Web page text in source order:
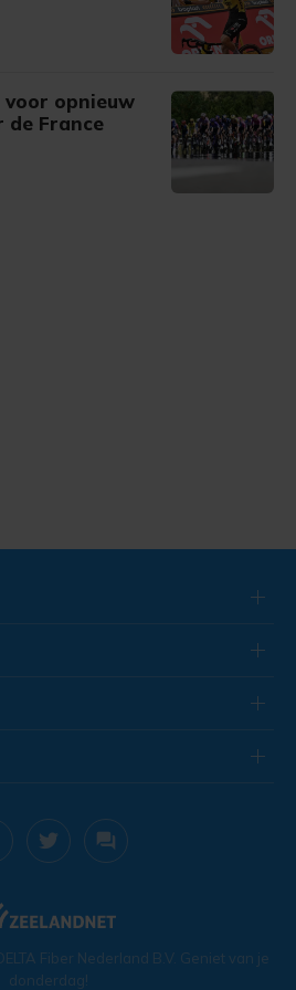
opnieuw
de France
Fiber Nederland B.V. Geniet van je
donderdag!